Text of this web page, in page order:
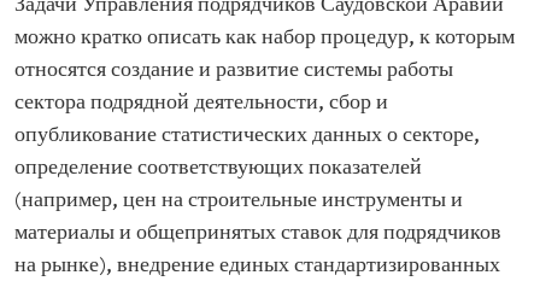
Задачи Управления подрядчиков Саудовской Аравии
можно кратко описать как набор процедур, к которым
относятся создание и развитие системы работы
сектора подрядной деятельности, сбор и
опубликование статистических данных о секторе,
определение соответствующих показателей
(например, цен на строительные инструменты и
материалы и общепринятых ставок для подрядчиков
на рынке), внедрение единых стандартизированных